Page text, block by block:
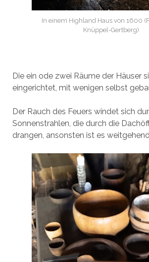
In einem Highland Haus von 1600
Knüppel-Gertberg)
Die ein ode zwei Räume der Häuser
eingerichtet, mit wenigen selbst
Der Rauch des Feuers windet sich
Sonnenstrahlen, die durch die
drangen, ansonsten ist es